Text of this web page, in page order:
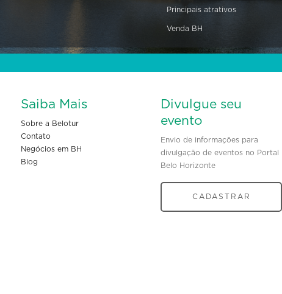
Principais atrativos
Venda BH
Saiba Mais
Sobre a Belotur
Contato
Negócios em BH
Blog
Divulgue seu
evento
Envio de informações para
divulgação de eventos no Portal
Belo Horizonte
CADASTRAR